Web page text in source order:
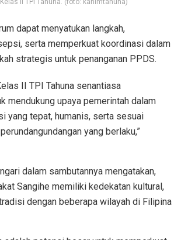
Orang Asing (Timpora) yang digelar Kantor Imigrasi
dapat menyatukan langkah,
serta memperkuat koordinasi dalam
strategis untuk penanganan PPDS.